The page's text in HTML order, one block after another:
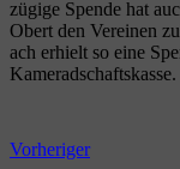
zü­gi­ge Spen­de hat
Obert den Ver­ei­nen
ach erhielt so eine
Kameradschaftskasse.
Vorheriger